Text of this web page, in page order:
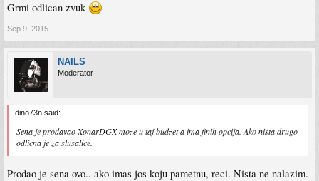
Grmi odlican zvuk
Sep 9, 2015
NAILS
Moderator
dino73n said:
Sena je prodavao XonarDGX moze u taj budzet a ima finih opcija. Ako nista drugo
odlicna je za slusalice.
Prodao je sena ovo.. ako imas jos koju pametnu, reci. Nista ne nalazim.